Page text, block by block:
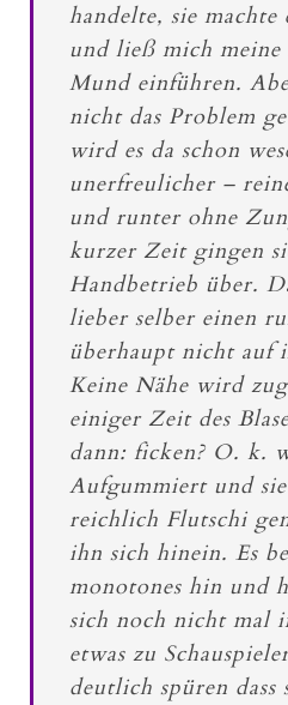
handelte, sie
und ließ mich
Mund einführen.
nicht das Problem
wird es da schon
unerfreulicher –
und runter ohne
kurzer Zeit gingen
Handbetrieb über.
lieber selber einen
überhaupt nicht auf
Keine Nähe wird
einiger Zeit des
dann: ficken? O. k.
Aufgummiert und
reichlich Flutschi
ihn sich hinein. Es
monotones hin und
sich noch nicht mal
etwas zu
deutlich spüren dass